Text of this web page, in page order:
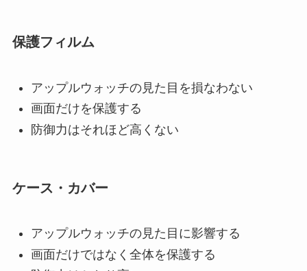
保護フィルム
アップルウォッチの見た目を損なわない
画面だけを保護する
防御力はそれほど高くない
ケース・カバー
アップルウォッチの見た目に影響する
画面だけではなく全体を保護する